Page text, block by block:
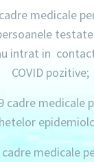
medicale
testate
intrat in
COVID pozitive;
cadre medicale
cadre medicale